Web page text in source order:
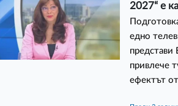
2027“ е
едно
представи
привлече
ефектът